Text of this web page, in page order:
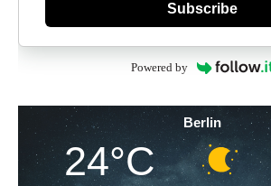
Subscribe
Powered by
Berlin
24°C